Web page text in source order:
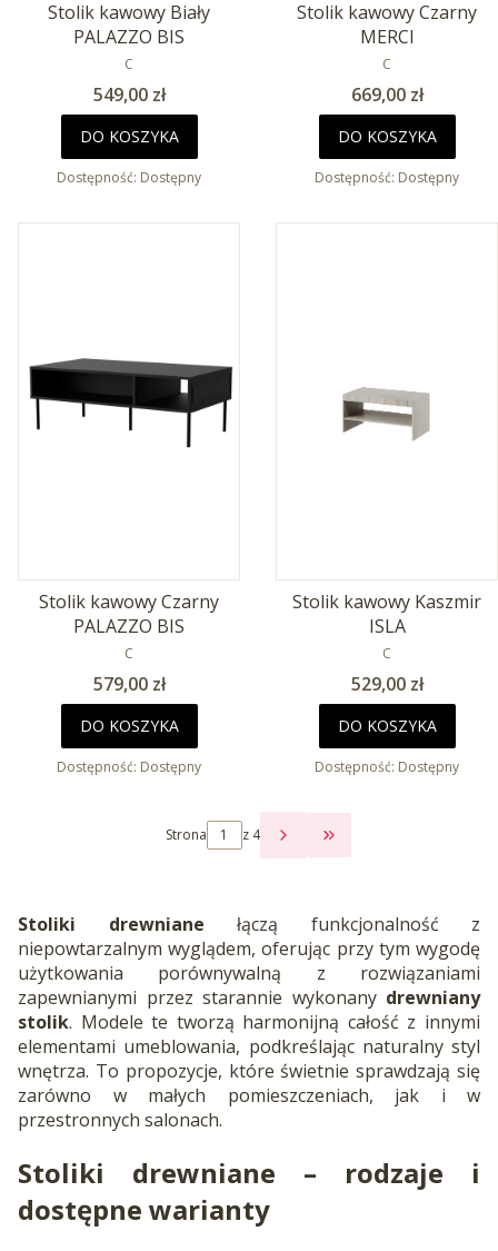
Stolik kawowy Biały
PALAZZO BIS
PRODUCENT
C
Cena
549,00 zł
DO KOSZYKA
Dostępność: Dostępny
Stolik kawowy Czarny
MERCI
PRODUCENT
C
Cena
669,00 zł
DO KOSZYKA
Dostępność: Dostępny
Stolik kawowy Czarny
PALAZZO BIS
PRODUCENT
C
Cena
579,00 zł
DO KOSZYKA
Dostępność: Dostępny
Stolik kawowy Kaszmir
ISLA
PRODUCENT
C
Cena
529,00 zł
DO KOSZYKA
Dostępność: Dostępny
Strona z 4
PRZEJDŹ DO
Stoliki drewniane łączą funkcjonalność z
niepowtarzalnym wyglądem, oferując przy tym wygodę
użytkowania porównywalną z rozwiązaniami
zapewnianymi przez starannie wykonany drewniany
stolik. Modele te tworzą harmonijną całość z innymi
elementami umeblowania, podkreślając naturalny styl
wnętrza. To propozycje, które świetnie sprawdzają się
zarówno w małych pomieszczeniach, jak i w
przestronnych salonach.
Stoliki drewniane – rodzaje i
dostępne warianty